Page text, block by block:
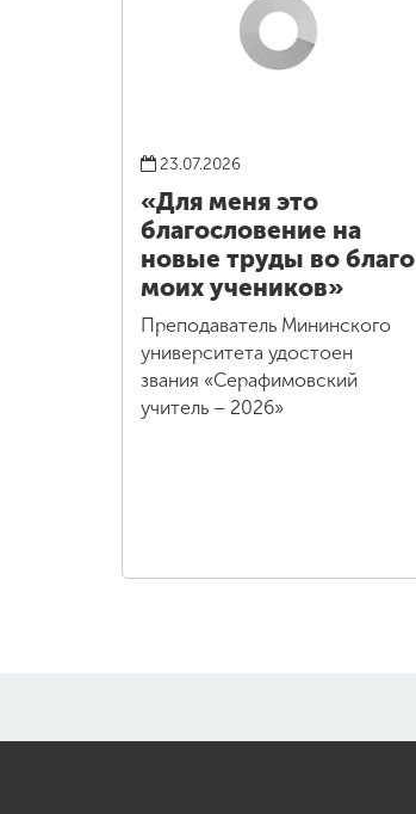
23.07.2026
«Для меня это
благословение на
новые труды во благо
моих учеников»
Преподаватель Мининского
университета удостоен
звания «Серафимовский
учитель – 2026»